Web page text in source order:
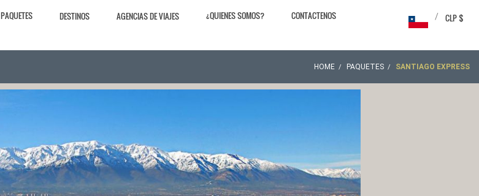
PAQUETES DESTINOS AGENCIAS DE VIAJES ¿QUIENES SOMOS? CONTACTENOS CLP $
/
HOME PAQUETES SANTIAGO EXPRESS